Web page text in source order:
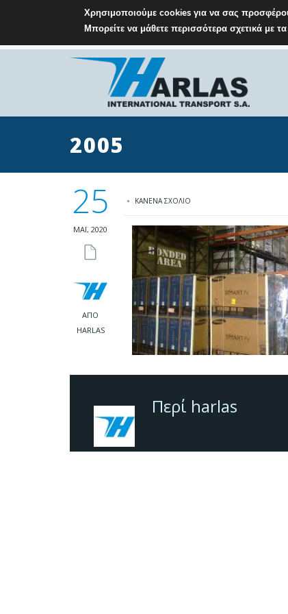
M: info@harlas.gr T: +30 210
2005
25
ΜΆΙ, 2020
ΑΠΌ
HARLAS
ΚΑΝΈΝΑ ΣΧΌΛΙΟ
Περί harlas
Χρησιμοποιούμε cookies για να σας
Μπορείτε να μάθετε περισσότερα σχετικά με